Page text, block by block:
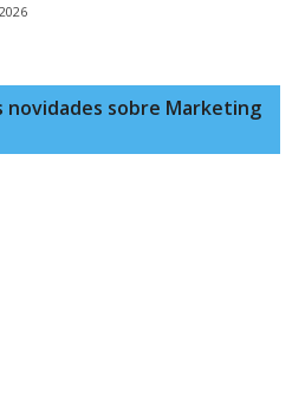
novidades sobre Marketing